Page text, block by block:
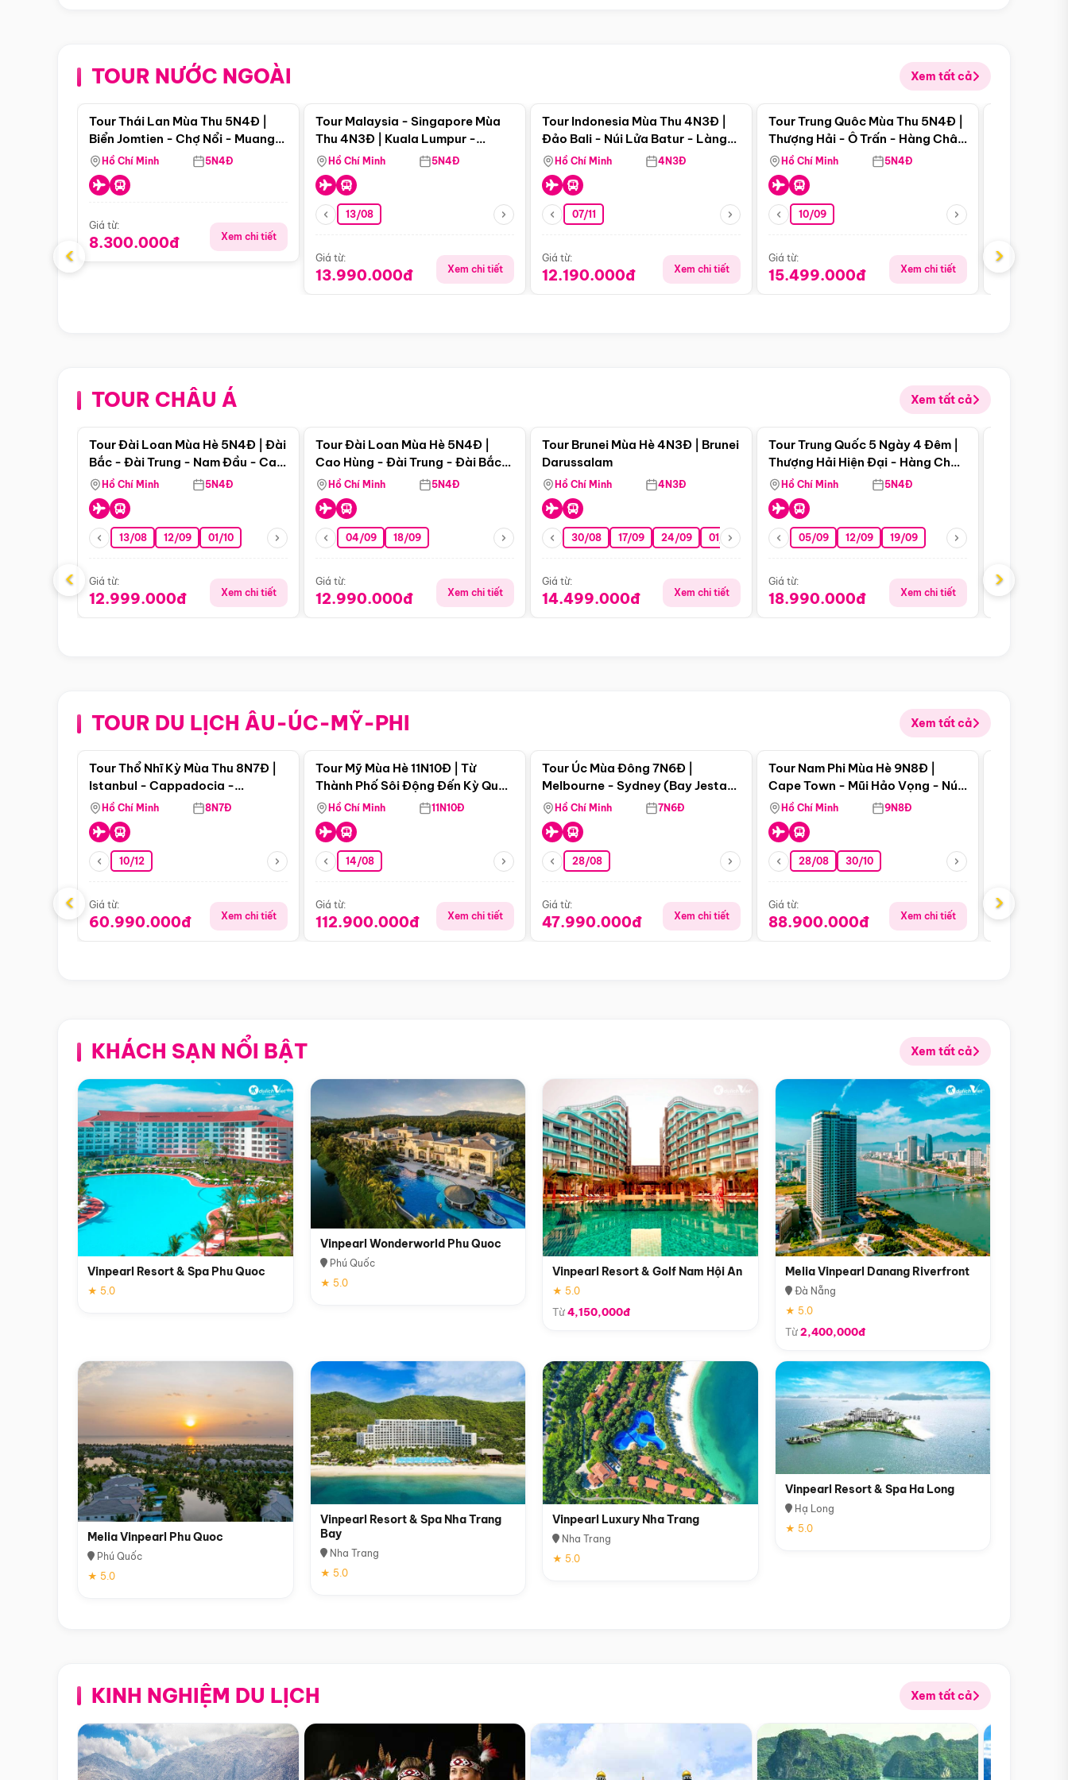
TOUR NƯỚC NGOÀI Xem tất cả
Điểm nổi bật
Tour Thái Lan Mùa Thu 5N4Đ |
Biển Jomtien - Chợ Nổi - Muang
Boran - Suanthai (Bay Vietnam
Airlines)
Hồ Chí Minh 5N4Đ
Giá từ:
8.300.000đ Xem chi tiết
Tour Malaysia - Singapore Mùa
Thu 4N3Đ | Kuala Lumpur -
Malacca - Johor Baru -
Singapore
Hồ Chí Minh 5N4Đ
13/08
Giá từ:
13.990.000đ Xem chi tiết
Tour Indonesia Mùa Thu 4N3Đ |
Đảo Bali - Núi Lửa Batur - Làng
Penglipuran
Hồ Chí Minh 4N3Đ
07/11
Giá từ:
12.190.000đ Xem chi tiết
Điểm nổi bật
Tour Trung Quôc Mùa Thu 5N4Đ |
Thượng Hải - Ô Trấn - Hàng Châu
(Tour Không Shopping)
Hồ Chí Minh 5N4Đ
10/09
Giá từ:
15.499.000đ Xem chi tiết
Giá từ:
‹ ›
TOUR CHÂU Á Xem tất cả
Điểm nổi bật
Tour Đài Loan Mùa Hè 5N4Đ | Đài
Bắc - Đài Trung - Nam Đầu - Cao
Hùng ( Bay Vn)
Hồ Chí Minh 5N4Đ
13/08 12/09 01/10
Giá từ:
12.999.000đ Xem chi tiết
Tour Đài Loan Mùa Hè 5N4Đ |
Cao Hùng - Đài Trung - Đài Bắc
(Bay Vj)
Hồ Chí Minh 5N4Đ
04/09 18/09
Giá từ:
12.990.000đ Xem chi tiết
Tour Brunei Mùa Hè 4N3Đ | Brunei
Darussalam
Hồ Chí Minh 4N3Đ
30/08 17/09 24/09 01/10 15/10 29/10
Giá từ:
14.499.000đ Xem chi tiết
Điểm nổi bật
Tour Trung Quốc 5 Ngày 4 Đêm |
Thượng Hải Hiện Đại - Hàng Châu
Nên Thơ - Ô Trấn Cổ Kính
Hồ Chí Minh 5N4Đ
05/09 12/09 19/09
Giá từ:
18.990.000đ Xem chi tiết
Giá từ:
‹ ›
TOUR DU LỊCH ÂU-ÚC-MỸ-PHI Xem tất cả
Điểm nổi bật
Tour Thổ Nhĩ Kỳ Mùa Thu 8N7Đ |
Istanbul - Cappadocia -
Pamukkale
Hồ Chí Minh 8N7Đ
10/12
Giá từ:
60.990.000đ Xem chi tiết
Tour Mỹ Mùa Hè 11N10Đ | Từ
Thành Phố Sôi Động Đến Kỳ Quan
Thiên Nhiên Mỹ
Hồ Chí Minh 11N10Đ
14/08
Giá từ:
112.900.000đ Xem chi tiết
Tour Úc Mùa Đông 7N6Đ |
Melbourne - Sydney (Bay Jestar
Airways)
Hồ Chí Minh 7N6Đ
28/08
Giá từ:
47.990.000đ Xem chi tiết
Điểm nổi bật
Tour Nam Phi Mùa Hè 9N8Đ |
Cape Town - Mũi Hảo Vọng - Núi
Bàn - Johannesburg - Pretoria -
Safari - Lodge
Hồ Chí Minh 9N8Đ
28/08 30/10
Giá từ:
88.900.000đ Xem chi tiết
Giá từ:
‹ ›
KHÁCH SẠN NỔI BẬT Xem tất cả
Vinpearl Resort & Spa Phu Quoc
★ 5.0
Vinpearl Wonderworld Phu Quoc
Phú Quốc
★ 5.0
Vinpearl Resort & Golf Nam Hội An
★ 5.0
Từ4,150,000đ
Melia Vinpearl Danang Riverfront
Đà Nẵng
★ 5.0
Từ2,400,000đ
Melia Vinpearl Phu Quoc
Phú Quốc
★ 5.0
Vinpearl Resort & Spa Nha Trang
Bay
Nha Trang
★ 5.0
Vinpearl Luxury Nha Trang
Nha Trang
★ 5.0
Vinpearl Resort & Spa Ha Long
Hạ Long
★ 5.0
KINH NGHIỆM DU LỊCH Xem tất cả